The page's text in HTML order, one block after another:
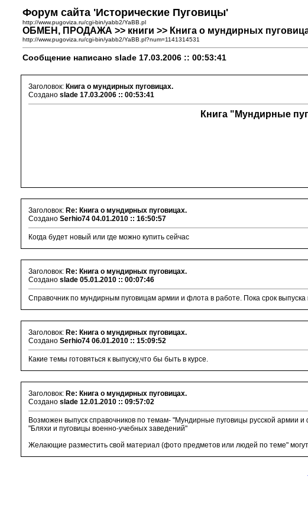
Форум сайта 'Исторические Пуговицы'
http://www.pugoviza.ru/cgi-bin/yabb2/YaBB.pl
ОБМЕН, ПРОДАЖА >> книги >> Книга о мундирных
http://www.pugoviza.ru/cgi-bin/yabb2/YaBB.pl?num=1141314531
Сообщение написано slade 17.03.2006 :: 00:53:41
Заголовок: Книга о мундирных пуговицах.
Создано slade 17.03.2006 :: 00:53:41
Книга "Мундирные
Заголовок: Re: Книга о мундирных пуговицах.
Создано Serhio74 04.01.2010 :: 16:50:57
Когда будет новый или где можно купить сейчас
Заголовок: Re: Книга о мундирных пуговицах.
Создано slade 05.01.2010 :: 00:07:46
Справочник по мундирным пуговицам армии и флота в работе. Пока срок
Заголовок: Re: Книга о мундирных пуговицах.
Создано Serhio74 06.01.2010 :: 15:09:52
Какие темы готовяться к выпуску,что бы быть в курсе.
Заголовок: Re: Книга о мундирных пуговицах.
Создано slade 12.01.2010 :: 09:57:02
Возможен выпуск справочников по темам- "Мундирные пуговицы русской армии
"Бляхи и пуговицы военно-учебных заведений"
Желающие разместить свой материал (фото предметов или людей по теме"